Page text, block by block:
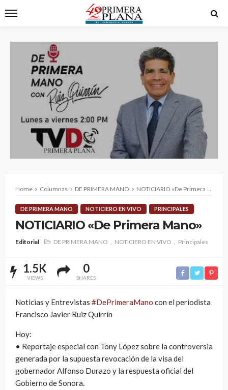
Home Columnas DE PRIMERA MANO NOTICIARIO «De Primera Mano»
DE PRIMERA MANO NOTICIERO EN VIVO PRINCIPALES
NOTICIARIO «De Primera Mano»
Editorial DE PRIMERA MANO NOTICIERO EN VIVO Principales
1.5K
VIEWS
0
SHARES
Noticias y Entrevistas #DePrimeraMano con el periodista
Francisco Javier Ruiz Quirrín
Hoy:
• Reportaje especial con Tony López sobre la controversia
generada por la supuesta revocación de la visa del
gobernador Alfonso Durazo y la respuesta oficial del
Gobierno de Sonora.